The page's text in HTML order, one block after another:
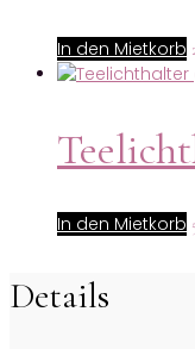
In den Mietkorb
In den Mietkorb
Details